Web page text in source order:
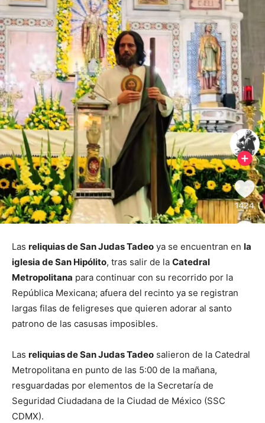
Las reliquias de San Judas Tadeo ya se encuentran en la
iglesia de San Hipólito, tras salir de la Catedral
Metropolitana para continuar con su recorrido por la
República Mexicana; afuera del recinto ya se registran
largas filas de feligreses que quieren adorar al santo
patrono de las casusas imposibles.
Las reliquias de San Judas Tadeo salieron de la Catedral
Metropolitana en punto de las 5:00 de la mañana,
resguardadas por elementos de la Secretaría de
Seguridad Ciudadana de la Ciudad de México (SSC
CDMX).